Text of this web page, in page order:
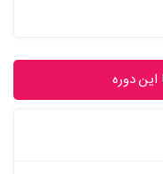
دوره